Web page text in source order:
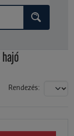
hajó
Rendezés: